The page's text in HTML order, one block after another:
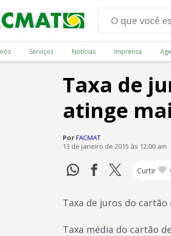
Serviços Notícias Imprensa
Taxa de
atinge
PorFACMAT
13 de janeiro de 2015 às 12:00 am
Curtir
Taxa de juros do
Taxa média do cartão